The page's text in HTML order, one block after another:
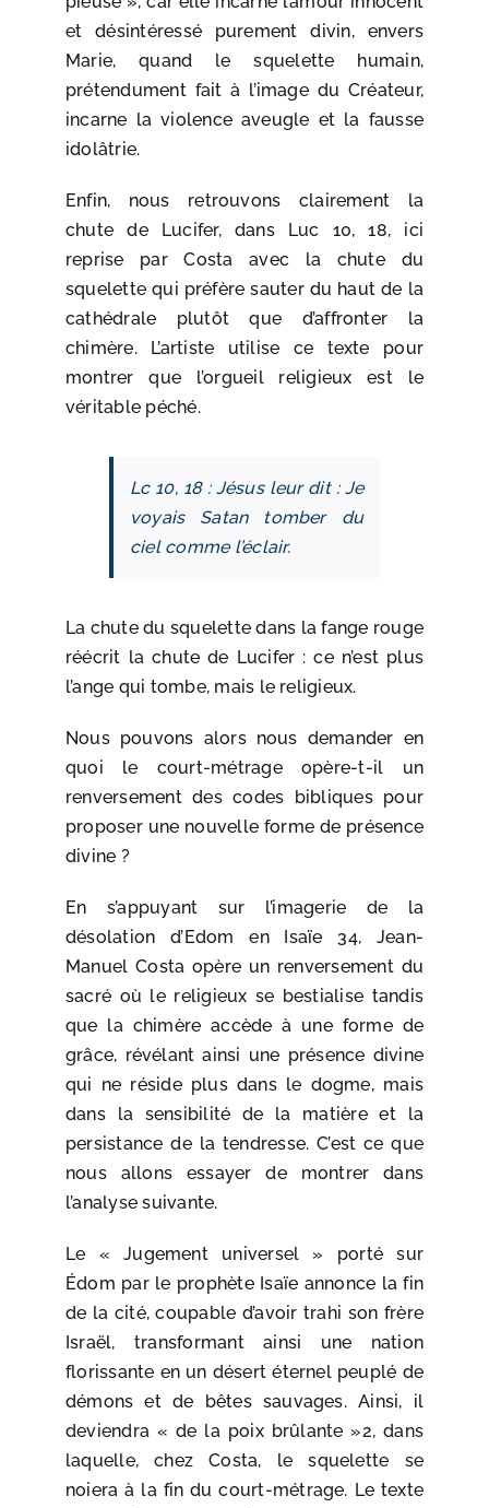
et désintéressé purement divin, envers
Marie, quand le squelette humain,
prétendument fait à l’image du Créateur,
incarne la violence aveugle et la fausse
idolâtrie.
Enfin, nous retrouvons clairement la
chute de Lucifer, dans Luc 10, 18, ici
reprise par Costa avec la chute du
squelette qui préfère sauter du haut de la
cathédrale plutôt que d’affronter la
chimère. L’artiste utilise ce texte pour
montrer que l’orgueil religieux est le
véritable péché.
Lc 10, 18 : Jésus leur dit : Je
voyais Satan tomber du
ciel comme l’éclair.
La chute du squelette dans la fange rouge
réécrit la chute de Lucifer : ce n’est plus
l’ange qui tombe, mais le religieux.
Nous pouvons alors nous demander en
quoi le court-métrage opère-t-il un
renversement des codes bibliques pour
proposer une nouvelle forme de présence
divine ?
En s’appuyant sur l’imagerie de la
désolation d’Edom en Isaïe 34, Jean-
Manuel Costa opère un renversement du
sacré où le religieux se bestialise tandis
que la chimère accède à une forme de
grâce, révélant ainsi une présence divine
qui ne réside plus dans le dogme, mais
dans la sensibilité de la matière et la
persistance de la tendresse. C’est ce que
nous allons essayer de montrer dans
l’analyse suivante.
Le « Jugement universel » porté sur
Édom par le prophète Isaïe annonce la fin
de la cité, coupable d’avoir trahi son frère
Israël, transformant ainsi une nation
florissante en un désert éternel peuplé de
démons et de bêtes sauvages. Ainsi, il
deviendra « de la poix brûlante »2, dans
laquelle, chez Costa, le squelette se
noiera à la fin du court-métrage. Le texte